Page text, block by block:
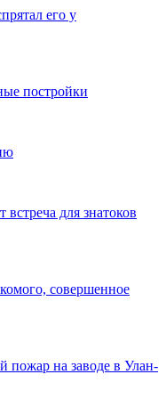
его у
постройки
для знатоков
совершенное
пожар на заводе в Улан-